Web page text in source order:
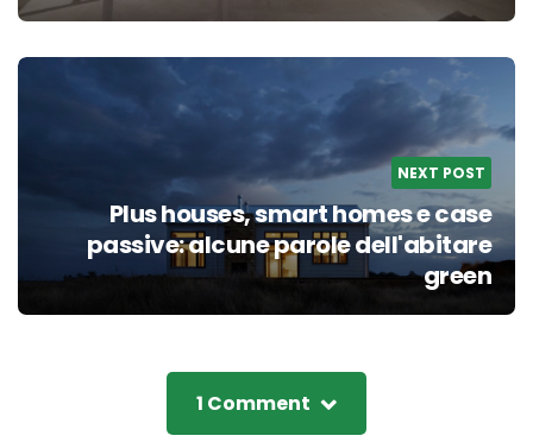
NEXT POST
Plus houses, smart homes e case
passive: alcune parole dell'abitare
green
1 Comment